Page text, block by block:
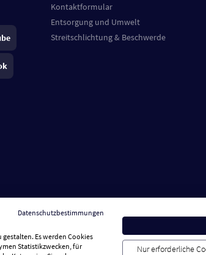
0,99 €
3-
Kontaktformular
Entsorgung und Umwelt
Streitschlichtung & Beschwerde
Datenschutzbestimmungen
Es werden Cookies
Statistikzwecken, für
Nur erforderliche